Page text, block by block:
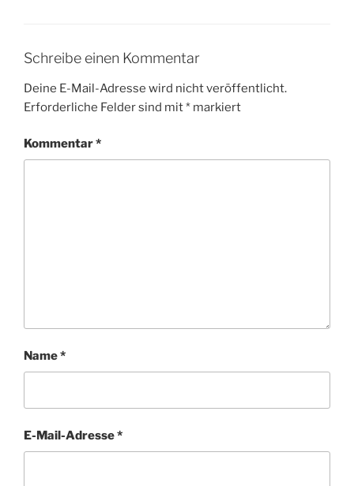
Schreibe einen Kommentar
Deine E-Mail-Adresse wird nicht veröffentlicht.
Erforderliche Felder sind mit* markiert
Kommentar*
Name*
E-Mail-Adresse*